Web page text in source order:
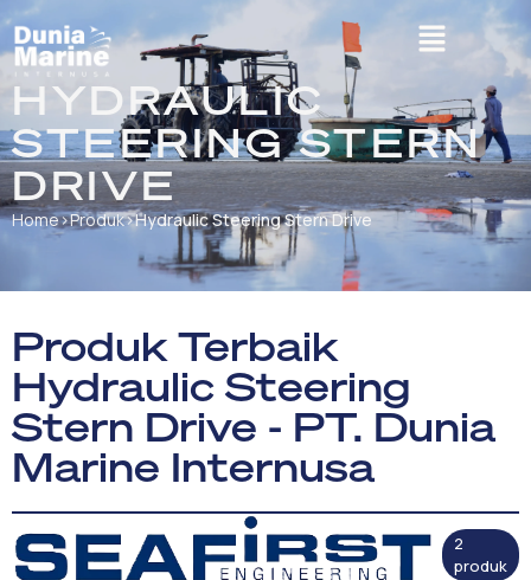
HYDRAULIC
STEERING STERN
DRIVE
Home›Produk›Hydraulic Steering Stern Drive
Produk Terbaik
Hydraulic Steering
Stern Drive - PT. Dunia
Marine Internusa
2
produk